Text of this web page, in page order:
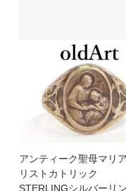
アンティーク聖母マリ
リストカトリック
STERLINGシルバーリ